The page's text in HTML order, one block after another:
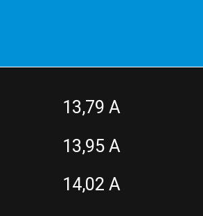
13,79 A
13,95 A
14,02 A